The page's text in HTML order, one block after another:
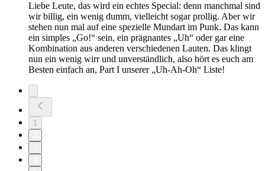
Liebe Leute, das wird ein echtes Special: denn manchmal sind
wir billig, ein wenig dumm, vielleicht sogar prollig. Aber wir
stehen nun mal auf eine spezielle Mundart im Punk. Das kann
ein simples „Go!“ sein, ein prägnantes „Uh“ oder gar eine
Kombination aus anderen verschiedenen Lauten. Das klingt
nun ein wenig wirr und unverständlich, also hört es euch am
Besten einfach an, Part I unserer „Uh-Ah-Oh“ Liste!
1